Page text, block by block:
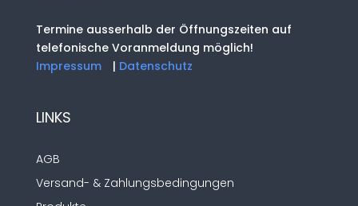
Termine ausserhalb der Öffnungszeiten auf
telefonische Voranmeldung möglich!
Impressum
| Datenschutz
LINKS
AGB
Versand- & Zahlungsbedingungen